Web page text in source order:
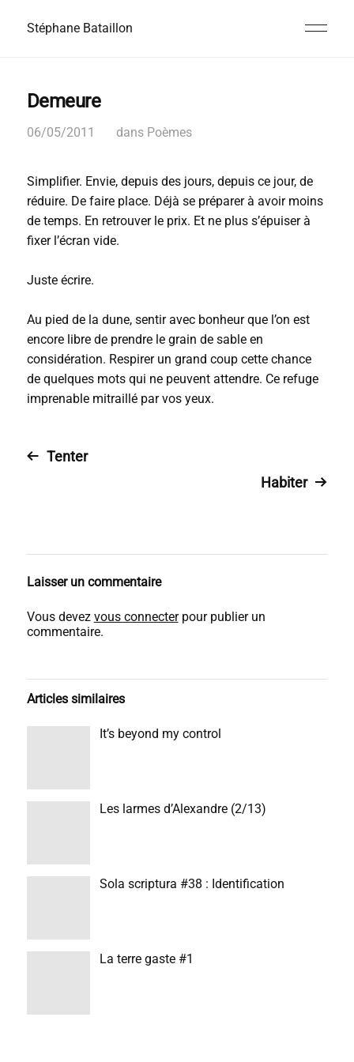
Stéphane Bataillon
Demeure
06/05/2011 dans Poèmes
Simplifier. Envie, depuis des jours, depuis ce jour, de
réduire. De faire place. Déjà se préparer à avoir moins
de temps. En retrouver le prix. Et ne plus s’épuiser à
fixer l’écran vide.
Juste écrire.
Au pied de la dune, sentir avec bonheur que l’on est
encore libre de prendre le grain de sable en
considération. Respirer un grand coup cette chance
de quelques mots qui ne peuvent attendre. Ce refuge
imprenable mitraillé par vos yeux.
Tenter
Habiter
Laisser un commentaire
Vous devez vous connecterpour publier un
commentaire.
Articles similaires
It’s beyond my control
Les larmes d’Alexandre (2/13)
Sola scriptura #38 : Identification
La terre gaste #1